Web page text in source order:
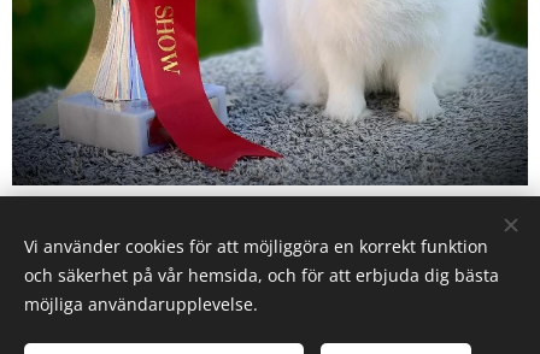
Grattis Catherine Lindström, hennes snygga Hermelin
fuchs blev BIS!
Vi använder cookies för att möjliggöra en korrekt funktion
och säkerhet på vår hemsida, och för att erbjuda dig bästa
möjliga användarupplevelse.